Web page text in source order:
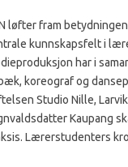
løfter fram
kunnskapsfelt i
har i
koreograf og
Studio Nille,
Kaupang
Lærerstudenters